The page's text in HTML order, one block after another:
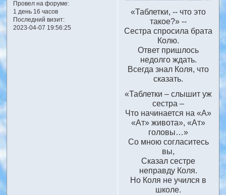
Провел на форуме:
1 день 16 часов
Последний визит:
2023-04-07 19:56:25
«Таблетки, -- что это
такое?» --
Сестра спросила брата
Колю.
Ответ пришлось
недолго ждать.
Всегда знал Коля, что
сказать.
«Таблетки – слышит уж
сестра –
Что начинается на «А»
«Ат» живота», «Ат»
головы…»
Со мною согласитесь
вы,
Сказал сестре
неправду Коля.
Но Коля не учился в
школе.